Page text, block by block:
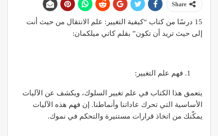
Share
15 درسًا من كتاب “كيفية التغيير: علم الانتقال من حيث أنت
إلى حيث تريد أن تكون” بقلم كاتي ميلكمان:
فهم علم التغيير:
يتعمق هذا الكتاب في علم تغيير السلوك، ويكشف عن الآليات
الأساسية التي تحرك عاداتنا وأنماطنا. إن فهم هذه الآليات
يمكّنك من اتخاذ قرارات مستنيرة والتحكم في نموك.